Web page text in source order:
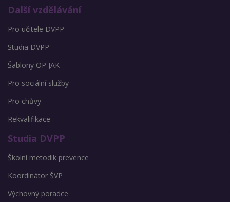
Další vzdělávání
Pro učitele DVPP
Studia DVPP
Šablony OP JAK
Pro sociální služby
Pro chůvy
Rekvalifikace
Studia DVPP
Školní metodik prevence
Koordinátor ŠVP
Výchovný poradce